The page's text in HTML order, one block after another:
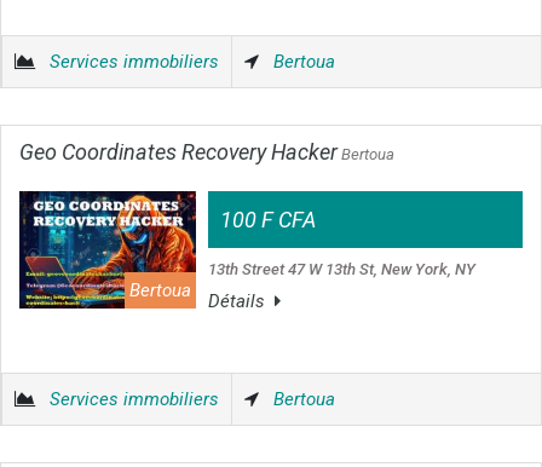
Services immobiliers Bertoua
Geo Coordinates Recovery HackerBertoua
Bertoua
100 F CFA
13th Street 47 W 13th St, New York, NY
Détails
Services immobiliers Bertoua